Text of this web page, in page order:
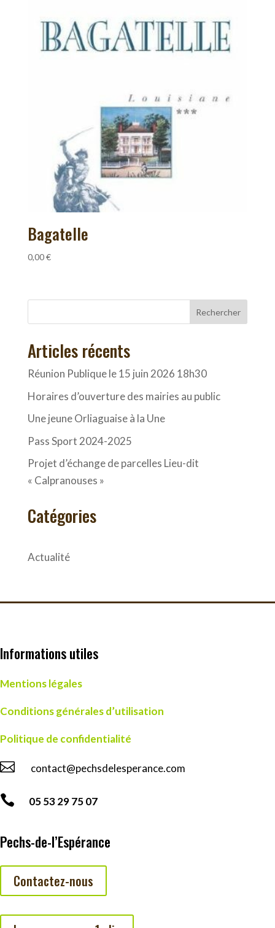
Bagatelle
0,00€
Rechercher
Articles récents
Réunion Publique le 15 juin 2026 18h30
Horaires d’ouverture des mairies au public
Une jeune Orliaguaise à la Une
Pass Sport 2024-2025
Projet d’échange de parcelles Lieu-dit
« Calpranouses »
Catégories
Actualité
Informations utiles
Mentions légales
Conditions générales d’utilisation
Politique de confidentialité
 contact@pechsdelesperance.com
 05 53 29 75 07
Pechs-de-l’Espérance
Contactez-nous